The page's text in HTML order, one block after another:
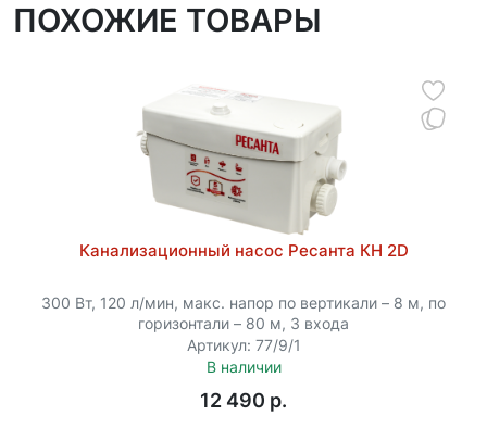
ПОХОЖИЕ ТОВАРЫ
Канализационный насос Ресанта КН 2D
300 Вт, 120 л/мин, макс. напор по вертикали – 8 м, по
горизонтали – 80 м, 3 входа
Артикул: 77/9/1
В наличии
12 490 p.